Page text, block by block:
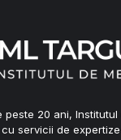
peste 20 ani,
servicii de